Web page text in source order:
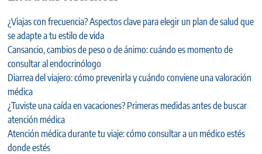
¿Viajas con frecuencia? Aspectos clave para elegir un plan de salud que
se adapte a tu estilo de vida
Cansancio, cambios de peso o de ánimo: cuándo es momento de
consultar al endocrinólogo
Diarrea del viajero: cómo prevenirla y cuándo conviene una valoración
médica
¿Tuviste una caída en vacaciones? Primeras medidas antes de buscar
atención médica
Atención médica durante tu viaje: cómo consultar a un médico estés
donde estés